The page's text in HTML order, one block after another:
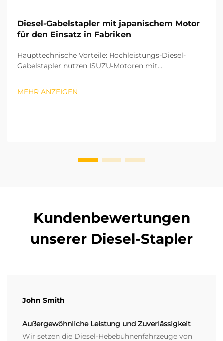
Diesel-Gabelstapler mit japanischem Motor
für den Einsatz in Fabriken
Haupttechnische Vorteile: Hochleistungs-Diesel-
Gabelstapler nutzen ISUZU-Motoren mit
Technologie wird die Kraftstoffeinspritzung präzise
MEHR ANZEIGEN
Kundenbewertungen
unserer Diesel-Stapler
John Smith
Außergewöhnliche Leistung und Zuverlässigkeit
Wir setzen die Diesel-Hebebühnenfahrzeuge von